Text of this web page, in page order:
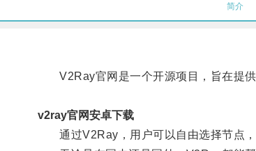
简介
V2Ray官网是一个开源项目，旨在提供
v2ray官网安卓下载
通过V2Ray，用户可以自由选择节点，